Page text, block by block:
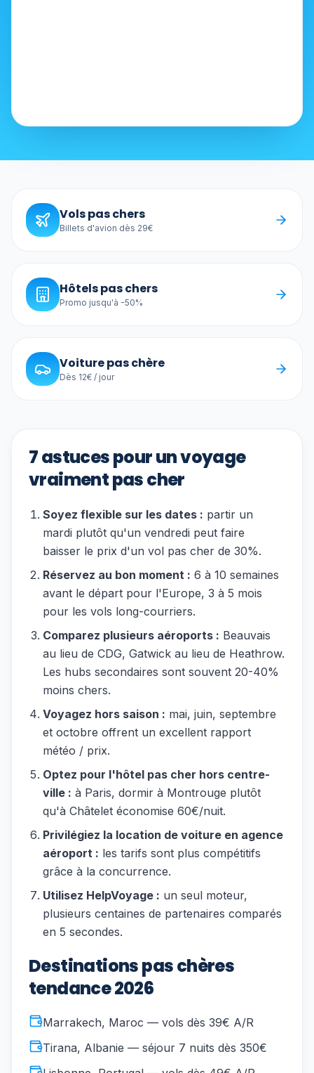
Vols pas chers
Billets d'avion dès 29€
Hôtels pas chers
Promo jusqu'à -50%
Voiture pas chère
Dès 12€ / jour
7 astuces pour un voyage
vraiment pas cher
Soyez flexible sur les dates : partir un
mardi plutôt qu'un vendredi peut faire
baisser le prix d'un vol pas cher de 30%.
Réservez au bon moment : 6 à 10 semaines
avant le départ pour l'Europe, 3 à 5 mois
pour les vols long-courriers.
Comparez plusieurs aéroports : Beauvais
au lieu de CDG, Gatwick au lieu de Heathrow.
Les hubs secondaires sont souvent 20-40%
moins chers.
Voyagez hors saison : mai, juin, septembre
et octobre offrent un excellent rapport
météo / prix.
Optez pour l'hôtel pas cher hors centre-
ville : à Paris, dormir à Montrouge plutôt
qu'à Châtelet économise 60€/nuit.
Privilégiez la location de voiture en agence
aéroport : les tarifs sont plus compétitifs
grâce à la concurrence.
Utilisez HelpVoyage : un seul moteur,
plusieurs centaines de partenaires comparés
en 5 secondes.
Destinations pas chères
tendance 2026
Marrakech, Maroc — vols dès 39€ A/R
Tirana, Albanie — séjour 7 nuits dès 350€